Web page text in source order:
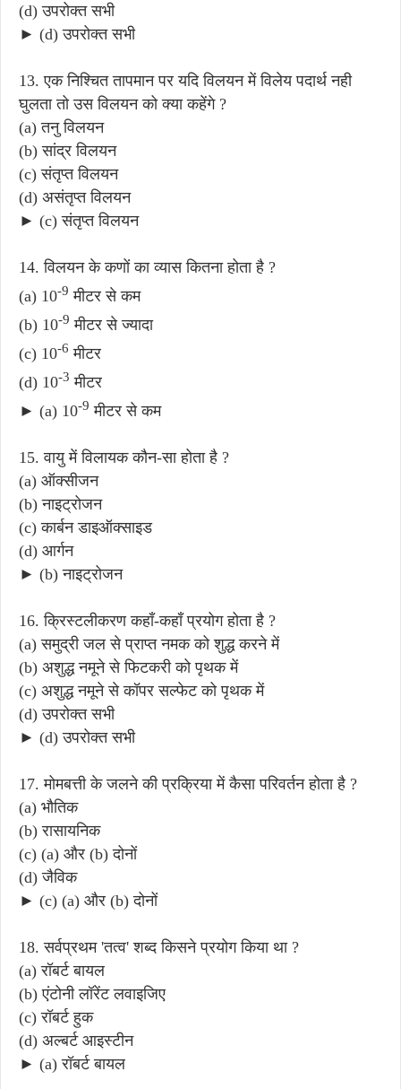
(d) उपरोक्त सभी
► (d) उपरोक्त सभी
13. एक निश्चित तापमान पर यदि विलयन में विलेय पदार्थ नही
घुलता तो उस विलयन को क्या कहेंगे ?
(a) तनु विलयन
(b) सांद्र विलयन
(c) संतृप्त विलयन
(d) असंतृप्त विलयन
► (c) संतृप्त विलयन
14. विलयन के कणों का व्यास कितना होता है ?
(a) 10-9 मीटर से कम
(b) 10-9 मीटर से ज्यादा
(c) 10-6 मीटर
(d) 10-3 मीटर
► (a) 10-9 मीटर से कम
15. वायु में विलायक कौन-सा होता है ?
(a) ऑक्सीजन
(b) नाइट्रोजन
(c) कार्बन डाइऑक्साइड
(d) आर्गन
► (b) नाइट्रोजन
16. क्रिस्टलीकरण कहाँ-कहाँ प्रयोग होता है ?
(a) समुद्री जल से प्राप्त नमक को शुद्ध करने में
(b) अशुद्ध नमूने से फिटकरी को पृथक में
(c) अशुद्ध नमूने से कॉपर सल्फेट को पृथक में
(d) उपरोक्त सभी
► (d) उपरोक्त सभी
17. मोमबत्ती के जलने की प्रक्रिया में कैसा परिवर्तन होता है ?
(a) भौतिक
(b) रासायनिक
(c) (a) और (b) दोनों
(d) जैविक
► (c) (a) और (b) दोनों
18. सर्वप्रथम 'तत्व' शब्द किसने प्रयोग किया था ?
(a) रॉबर्ट बायल
(b) एंटोनी लॉरेंट लवाइजिए
(c) रॉबर्ट हुक
(d) अल्बर्ट आइस्टीन
► (a) रॉबर्ट बायल